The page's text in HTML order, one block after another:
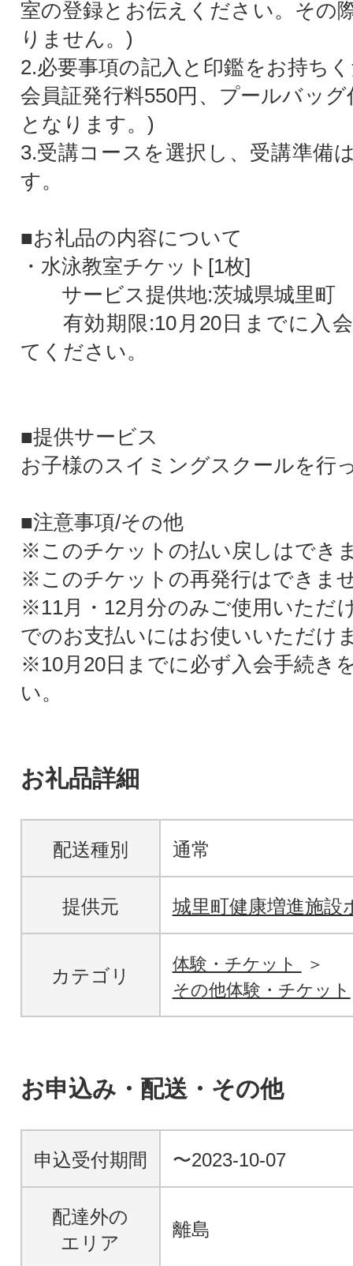
室の登録とお伝えください。その
りません。)
2.必要事項の記入と印鑑をお持ち
会員証発行料550円、プールバッ
となります。)
3.受講コースを選択し、受講準備
す。
■お礼品の内容について
・水泳教室チケット[1枚]
サービス提供地:茨城県城里町
有効期限:10月20日までに入会
てください。
■提供サービス
お子様のスイミングスクールを行
■注意事項/その他
※このチケットの払い戻しはでき
※このチケットの再発行はできま
※11月・12月分のみご使用いただ
でのお支払いにはお使いいただけ
※10月20日までに必ず入会手続き
い。
お礼品詳細
配送種別 通常
提供元 城里町健康増進施設
カテゴリ
体験・チケット
その他体験・チケット
お申込み・配送・その他
申込受付期間 〜2023-10-07
配達外の
エリア
離島